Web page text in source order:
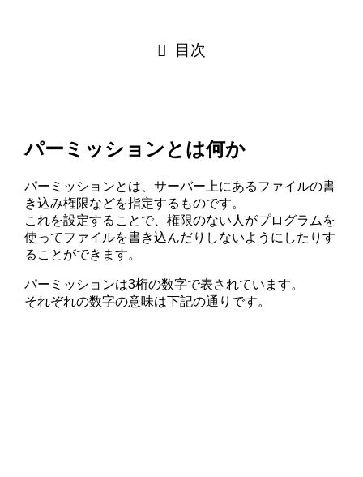
目次
パーミッションとは何か
パーミッションとは、サーバー上にあるファイルの書
き込み権限などを指定するものです。
これを設定することで、権限のない人がプログラムを
使ってファイルを書き込んだりしないようにしたりす
ることができます。
パーミッションは3桁の数字で表されています。
それぞれの数字の意味は下記の通りです。